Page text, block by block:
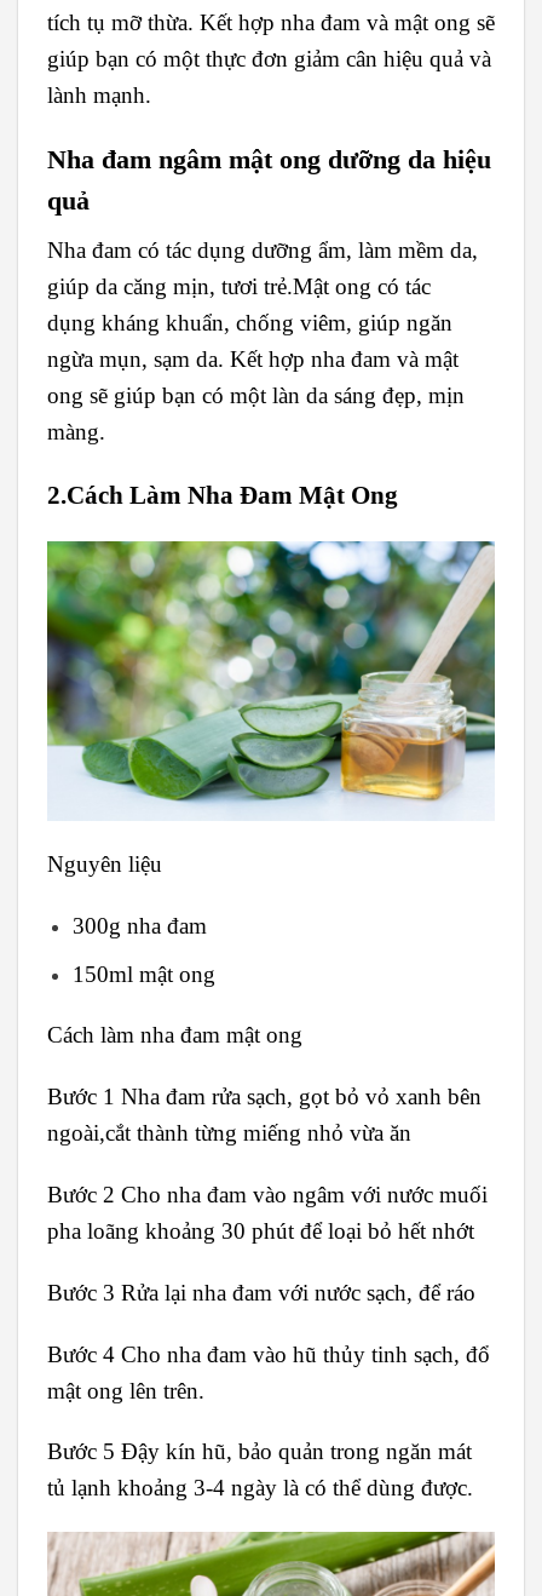
tích tụ mỡ thừa. Kết hợp nha đam và mật ong sẽ
giúp bạn có một thực đơn giảm cân hiệu quả và
lành mạnh.
Nha đam ngâm mật ong dưỡng da hiệu
quả
Nha đam có tác dụng dưỡng ẩm, làm mềm da,
giúp da căng mịn, tươi trẻ.Mật ong có tác
dụng kháng khuẩn, chống viêm, giúp ngăn
ngừa mụn, sạm da. Kết hợp nha đam và mật
ong sẽ giúp bạn có một làn da sáng đẹp, mịn
màng.
2.Cách Làm Nha Đam Mật Ong
Nguyên liệu
300g nha đam
150ml mật ong
Cách làm nha đam mật ong
Bước 1 Nha đam rửa sạch, gọt bỏ vỏ xanh bên
ngoài,cắt thành từng miếng nhỏ vừa ăn
Bước 2 Cho nha đam vào ngâm với nước muối
pha loãng khoảng 30 phút để loại bỏ hết nhớt
Bước 3 Rửa lại nha đam với nước sạch, để ráo
Bước 4 Cho nha đam vào hũ thủy tinh sạch, đổ
mật ong lên trên.
Bước 5 Đậy kín hũ, bảo quản trong ngăn mát
tủ lạnh khoảng 3-4 ngày là có thể dùng được.